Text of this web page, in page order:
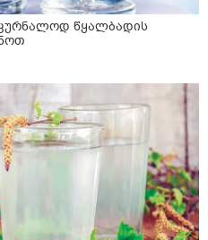
წყალბადის